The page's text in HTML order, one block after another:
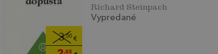
3,00€
,85
Richard Steinpach
Vypredané